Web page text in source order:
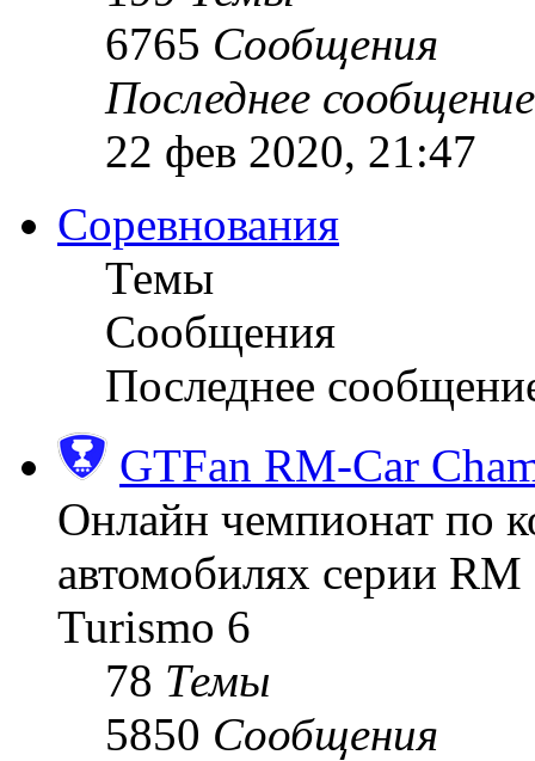
6765 Сообщения
Последнее сообщение
22 фев 2020, 21:47
Соревнования
Темы
Сообщения
Последнее
GTFan RM-Car
Онлайн чемпионат по
автомобилях серии
Turismo 6
78 Темы
5850 Сообщения